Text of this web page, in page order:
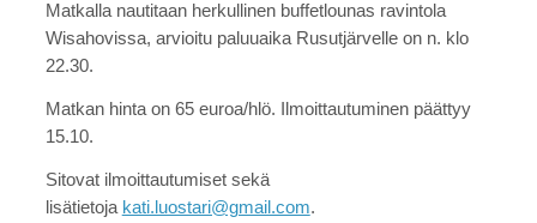
Matkalla nautitaan herkullinen buffetlounas ravintola
Wisahovissa, arvioitu paluuaika Rusutjärvelle on n. klo
22.30.
Matkan hinta on 65 euroa/hlö. Ilmoittautuminen päättyy
15.10.
Sitovat ilmoittautumiset sekä
lisätietoja kati.luostari@gmail.com.